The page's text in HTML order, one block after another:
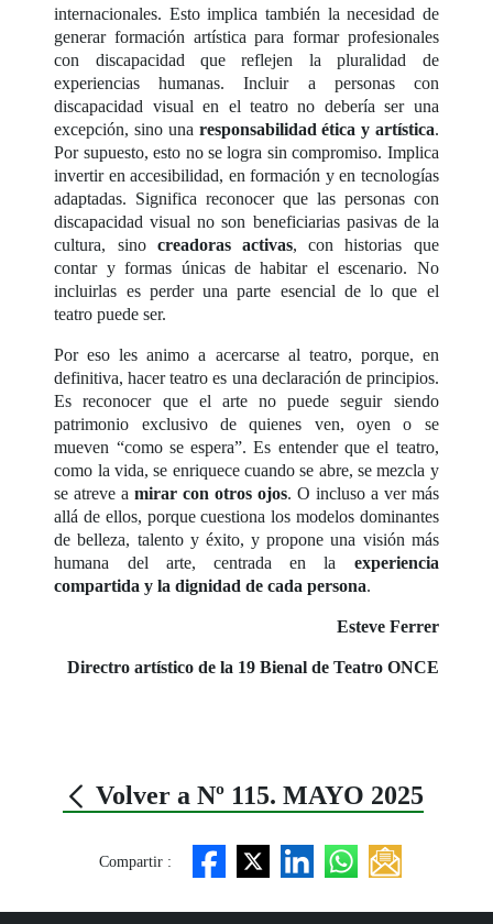
internacionales. Esto implica también la necesidad de
generar formación artística para formar profesionales
con discapacidad que reflejen la pluralidad de
experiencias humanas. Incluir a personas con
discapacidad visual en el teatro no debería ser una
excepción, sino una responsabilidad ética y artística.
Por supuesto, esto no se logra sin compromiso. Implica
invertir en accesibilidad, en formación y en tecnologías
adaptadas. Significa reconocer que las personas con
discapacidad visual no son beneficiarias pasivas de la
cultura, sino creadoras activas, con historias que
contar y formas únicas de habitar el escenario. No
incluirlas es perder una parte esencial de lo que el
teatro puede ser.
Por eso les animo a acercarse al teatro, porque, en
definitiva, hacer teatro es una declaración de principios.
Es reconocer que el arte no puede seguir siendo
patrimonio exclusivo de quienes ven, oyen o se
mueven “como se espera”. Es entender que el teatro,
como la vida, se enriquece cuando se abre, se mezcla y
se atreve amirar con otros ojos. O incluso a ver más
allá de ellos, porque cuestiona los modelos dominantes
de belleza, talento y éxito, y propone una visión más
humana del arte, centrada en la experiencia
compartida y la dignidad de cada persona.
Esteve Ferrer
Directro artístico de la 19 Bienal de Teatro ONCE
Volver a Nº 115. MAYO 2025
Compartir :